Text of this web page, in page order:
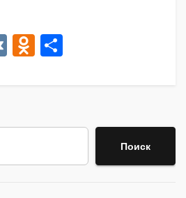
V O
kl
a
в
и Поиск